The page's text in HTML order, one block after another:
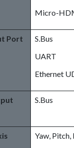
Micro-
Port
S.Bus
UART
Ethernet
S.Bus
Yaw, Pitch,